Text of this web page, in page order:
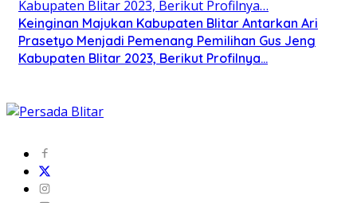
Keinginan Majukan Kabupaten Blitar Antarkan Ari
Prasetyo Menjadi Pemenang Pemilihan Gus Jeng
Kabupaten Blitar 2023, Berikut Profilnya…